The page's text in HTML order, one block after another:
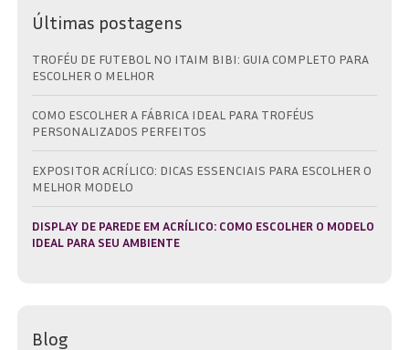
Últimas postagens
TROFÉU DE FUTEBOL NO ITAIM BIBI: GUIA COMPLETO PARA
ESCOLHER O MELHOR
COMO ESCOLHER A FÁBRICA IDEAL PARA TROFÉUS
PERSONALIZADOS PERFEITOS
EXPOSITOR ACRÍLICO: DICAS ESSENCIAIS PARA ESCOLHER O
MELHOR MODELO
DISPLAY DE PAREDE EM ACRÍLICO: COMO ESCOLHER O MODELO
IDEAL PARA SEU AMBIENTE
Blog